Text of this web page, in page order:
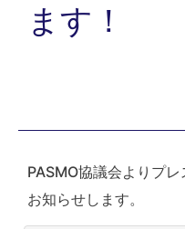
ます！
PASMO協議会よりプレ
お知らせします。